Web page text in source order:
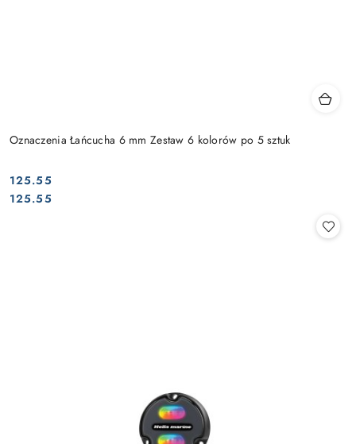
Oznaczenia Łańcucha 6 mm Zestaw 6 kolorów po 5 sztuk
Cena:
125.55
Cena:
125.55